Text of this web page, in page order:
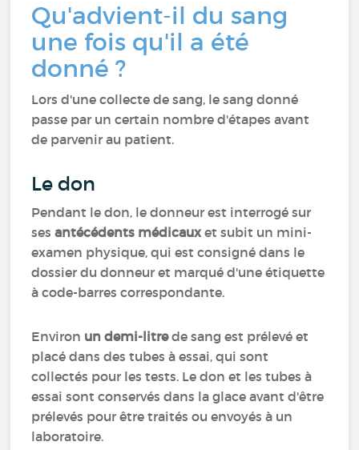
Qu'advient-il du sang
une fois qu'il a été
donné ?
Lors d'une collecte de sang, le sang donné
passe par un certain nombre d'étapes avant
de parvenir au patient.
Le don
Pendant le don, le donneur est interrogé sur
sesantécédents médicauxet subit un mini-
examen physique, qui est consigné dans le
dossier du donneur et marqué d'une étiquette
à code-barres correspondante.
Environ un demi-litrede sang est prélevé et
placé dans des tubes à essai, qui sont
collectés pour les tests. Le don et les tubes à
essai sont conservés dans la glace avant d'être
prélevés pour être traités ou envoyés à un
laboratoire.